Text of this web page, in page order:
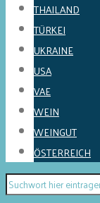
THAILAND
TÜRKEI
UKRAINE
USA
VAE
WEIN
WEINGUT
ÖSTERREICH